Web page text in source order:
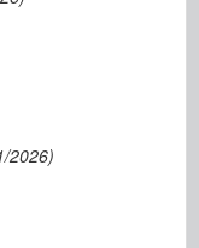
2026)